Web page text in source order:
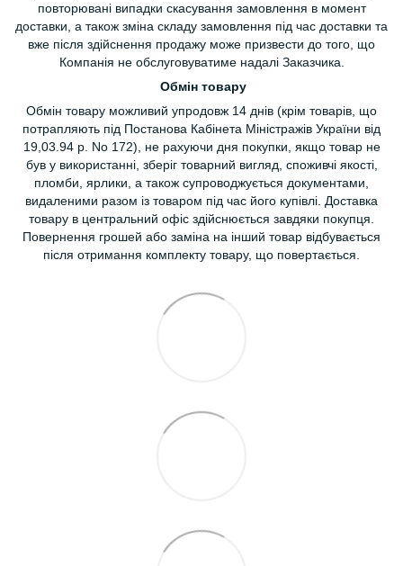
повторювані випадки скасування замовлення в момент
доставки, а також зміна складу замовлення під час доставки та
вже після здійснення продажу може призвести до того, що
Компанія не обслуговуватиме надалі Заказчика.
Обмін товару
Обмін товару можливий упродовж 14 днів (крім товарів, що
потрапляють під Постанова Кабінета Міністражів України від
19,03.94 р. No 172), не рахуючи дня покупки, якщо товар не
був у використанні, зберіг товарний вигляд, споживчі якості,
пломби, ярлики, а також супроводжується документами,
видаленими разом із товаром під час його купівлі. Доставка
товару в центральний офіс здійснюється завдяки покупця.
Повернення грошей або заміна на інший товар відбувається
після отримання комплекту товару, що повертається.